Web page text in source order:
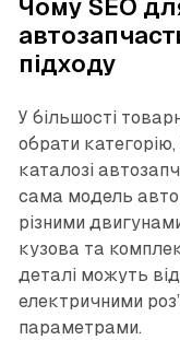
Чому SEO
підходу
У більшості
обрати
каталозі
сама модель
різними
кузова та
деталі можуть
електричними
параметрами.